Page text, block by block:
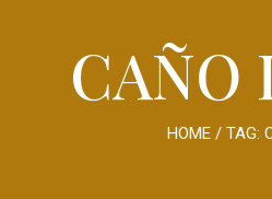
CAÑO
HOME/ TAG: